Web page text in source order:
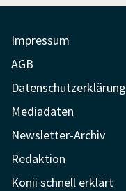
Impressum
AGB
Datenschutzerklärung
Mediadaten
Newsletter-Archiv
Redaktion
Konii schnell erklärt